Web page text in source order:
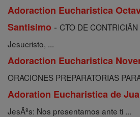
Adoraction Eucharistica
Santisimo - CTO DE
Jesucristo, ...
Adoraction Eucharistica
ORACIONES PREPARATORIAS
Adoration Eucharistica de
JesÃºs: Nos presentamos ante ti ...